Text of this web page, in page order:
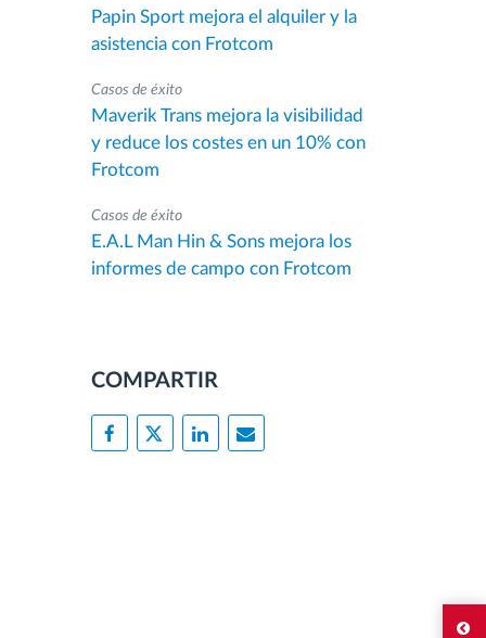
Papin Sport mejora el alquiler y la
asistencia con Frotcom
Casos de éxito
Maverik Trans mejora la visibilidad
y reduce los costes en un 10% con
Frotcom
Casos de éxito
E.A.L Man Hin & Sons mejora los
informes de campo con Frotcom
COMPARTIR